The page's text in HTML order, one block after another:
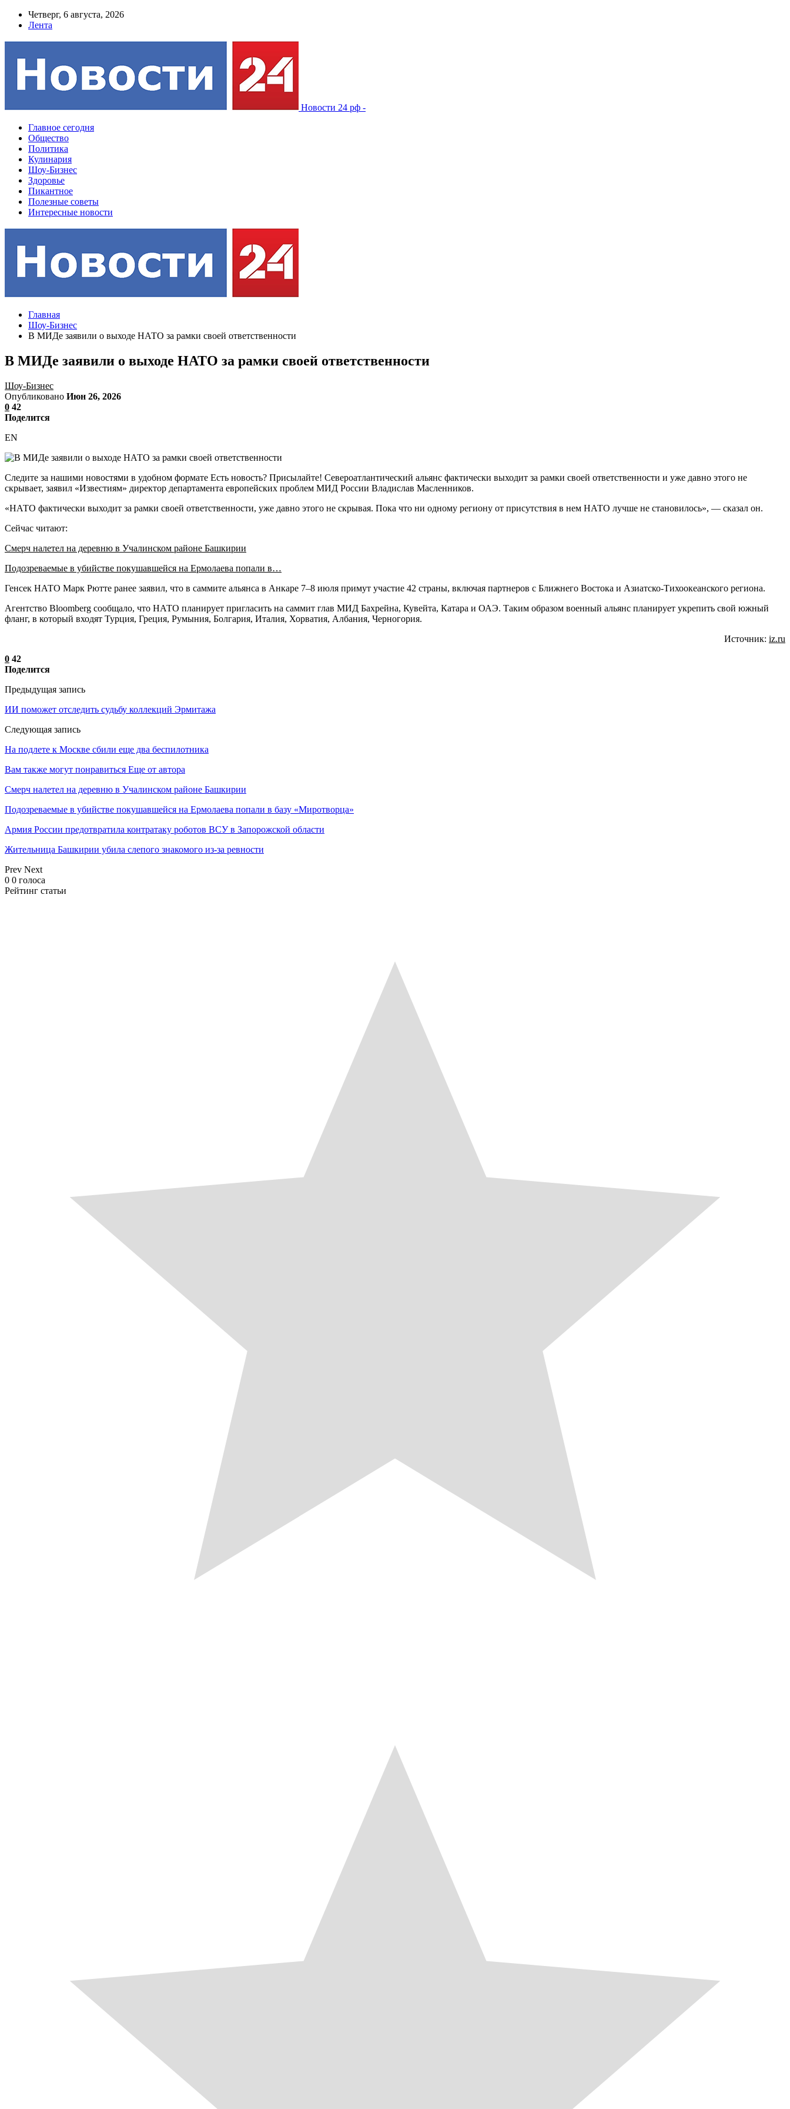
Четверг, 6 августа, 2026
Лента
Новости 24 рф -
Главное сегодня
Общество
Политика
Кулинария
Шоу-Бизнес
Здоровье
Пикантное
Полезные советы
Интересные новости
Главная
Шоу-Бизнес
В МИДе заявили о выходе НАТО за рамки своей ответственности
В МИДе заявили о выходе НАТО за рамки своей ответственности
Шоу-Бизнес
Опубликовано Июн 26, 2026
0 42
Поделится
EN
Следите за нашими новостями в удобном формате Есть новость? Присылайте! Североатлантический альянс фактически выходит за рамки своей ответственности и уже давно этого не
скрывает, заявил «Известиям» директор департамента европейских проблем МИД России Владислав Масленников.
«НАТО фактически выходит за рамки своей ответственности, уже давно этого не скрывая. Пока что ни одному региону от присутствия в нем НАТО лучше не становилось», — сказал он.
Сейчас читают:
Смерч налетел на деревню в Учалинском районе Башкирии
Подозреваемые в убийстве покушавшейся на Ермолаева попали в…
Генсек НАТО Марк Рютте ранее заявил, что в саммите альянса в Анкаре 7–8 июля примут участие 42 страны, включая партнеров с Ближнего Востока и Азиатско-Тихоокеанского региона.
Агентство Bloomberg сообщало, что НАТО планирует пригласить на саммит глав МИД Бахрейна, Кувейта, Катара и ОАЭ. Таким образом военный альянс планирует укрепить свой южный
фланг, в который входят Турция, Греция, Румыния, Болгария, Италия, Хорватия, Албания, Черногория.
Источник: iz.ru
0 42
Поделится
Предыдущая запись
ИИ поможет отследить судьбу коллекций Эрмитажа
Следующая запись
На подлете к Москве сбили еще два беспилотника
Вам также могут понравиться Еще от автора
Смерч налетел на деревню в Учалинском районе Башкирии
Подозреваемые в убийстве покушавшейся на Ермолаева попали в базу «Миротворца»
Армия России предотвратила контратаку роботов ВСУ в Запорожской области
Жительница Башкирии убила слепого знакомого из-за ревности
Prev Next
0 0 голоса
Рейтинг статьи